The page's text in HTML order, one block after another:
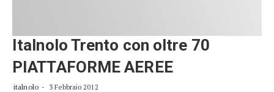
Italnolo Trento con oltre 70
PIATTAFORME AEREE
italnolo 3 Febbraio 2012